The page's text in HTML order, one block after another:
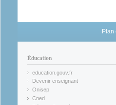
Plan
Éducation
education.gouv.fr
(link is external)
Devenir enseignant
(link is external)
Onisep
(link is external)
Cned